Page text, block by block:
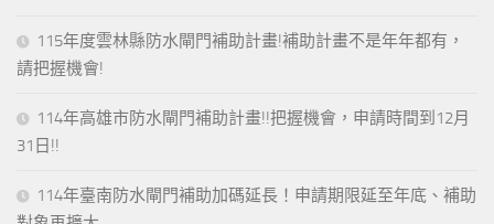
115年度雲林縣防水閘門補助計畫!補助計畫不是年年都有，
請把握機會!
114年高雄市防水閘門補助計畫!!把握機會，申請時間到12月
31日!!
114年臺南防水閘門補助加碼延長！申請期限延至年底、補助